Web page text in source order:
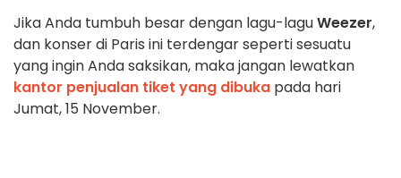
Jika Anda tumbuh besar dengan lagu-laguWeezer,
dan konser di Paris ini terdengar seperti sesuatu
yang ingin Anda saksikan, maka jangan lewatkan
kantor penjualan tiket yang dibuka pada hari
Jumat, 15 November.